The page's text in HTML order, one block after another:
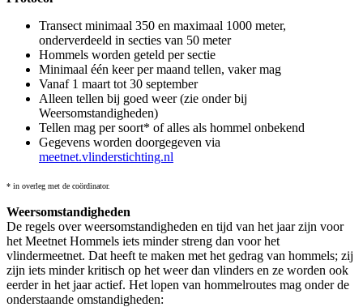
Transect minimaal 350 en maximaal 1000 meter,
onderverdeeld in secties van 50 meter
Hommels worden geteld per sectie
Minimaal één keer per maand tellen, vaker mag
Vanaf 1 maart tot 30 september
Alleen tellen bij goed weer (zie onder bij
Weersomstandigheden)
Tellen mag per soort* of alles als hommel onbekend
Gegevens worden doorgegeven via
meetnet.vlinderstichting.nl
* in overleg met de coördinator.
Weersomstandigheden
De regels over weersomstandigheden en tijd van het jaar zijn voor
het Meetnet Hommels iets minder streng dan voor het
vlindermeetnet. Dat heeft te maken met het gedrag van hommels; zij
zijn iets minder kritisch op het weer dan vlinders en ze worden ook
eerder in het jaar actief. Het lopen van hommelroutes mag onder de
onderstaande omstandigheden: